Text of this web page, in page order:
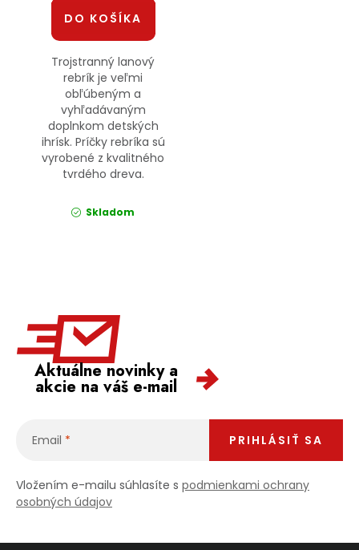
DO KOŠÍKA
Trojstranný lanový
rebrík je veľmi
obľúbeným a
vyhľadávaným
doplnkom detských
ihrísk. Príčky rebríka sú
vyrobené z kvalitného
tvrdého dreva.
Skladom
Aktuálne novinky a
akcie na váš e-mail
Email
Vložením e-mailu súhlasíte s podmienkami ochrany
osobných údajov
PRIHLÁSIŤ SA